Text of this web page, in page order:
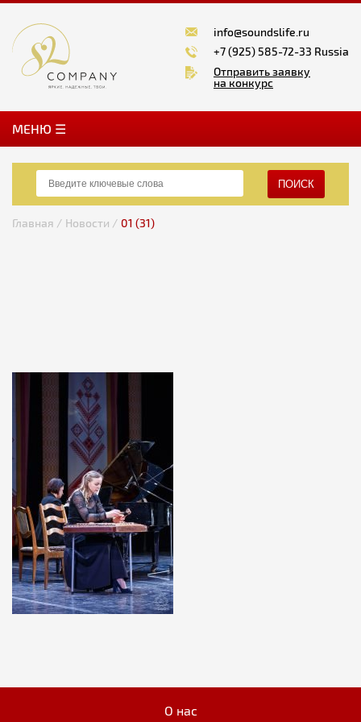
info@soundslife.ru
+7 (925) 585-72-33 Russia
Отправить заявку
на конкурс
MЕНЮ ☰
ПОИСК
Главная / Новости / 01 (31)
О нас